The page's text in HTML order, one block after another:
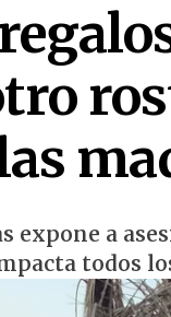
expone a
todos